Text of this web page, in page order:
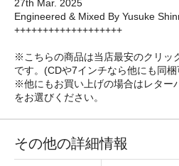
27th Mar. 2025
Engineered & Mixed By Yusuke
+++++++++++++++++++
※こちらの商品は当店最安のクリッ
です。(CDや7インチなら他にも同梱
※他にもお買い上げの場合はレター
をお選びください。
その他の詳細情報